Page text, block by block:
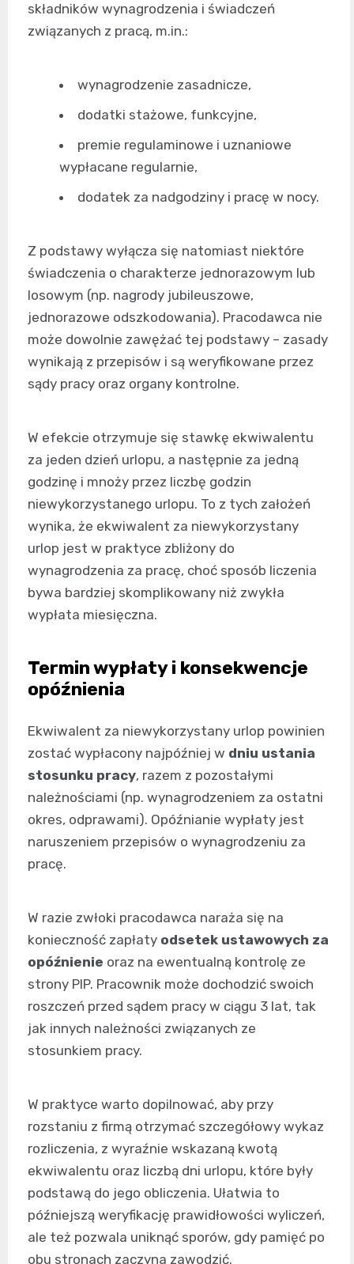
składników wynagrodzenia i świadczeń
związanych z pracą, m.in.:
wynagrodzenie zasadnicze,
dodatki stażowe, funkcyjne,
premie regulaminowe i uznaniowe
wypłacane regularnie,
dodatek za nadgodziny i pracę w nocy.
Z podstawy wyłącza się natomiast niektóre
świadczenia o charakterze jednorazowym lub
losowym (np. nagrody jubileuszowe,
jednorazowe odszkodowania). Pracodawca nie
może dowolnie zawężać tej podstawy – zasady
wynikają z przepisów i są weryfikowane przez
sądy pracy oraz organy kontrolne.
W efekcie otrzymuje się stawkę ekwiwalentu
za jeden dzień urlopu, a następnie za jedną
godzinę i mnoży przez liczbę godzin
niewykorzystanego urlopu. To z tych założeń
wynika, że ekwiwalent za niewykorzystany
urlop jest w praktyce zbliżony do
wynagrodzenia za pracę, choć sposób liczenia
bywa bardziej skomplikowany niż zwykła
wypłata miesięczna.
Termin wypłaty i konsekwencje
opóźnienia
Ekwiwalent za niewykorzystany urlop powinien
zostać wypłacony najpóźniej w dniu ustania
stosunku pracy, razem z pozostałymi
należnościami (np. wynagrodzeniem za ostatni
okres, odprawami). Opóźnianie wypłaty jest
naruszeniem przepisów o wynagrodzeniu za
pracę.
W razie zwłoki pracodawca naraża się na
konieczność zapłaty odsetek ustawowych za
opóźnienie oraz na ewentualną kontrolę ze
strony PIP. Pracownik może dochodzić swoich
roszczeń przed sądem pracy w ciągu 3 lat, tak
jak innych należności związanych ze
stosunkiem pracy.
W praktyce warto dopilnować, aby przy
rozstaniu z firmą otrzymać szczegółowy wykaz
rozliczenia, z wyraźnie wskazaną kwotą
ekwiwalentu oraz liczbą dni urlopu, które były
podstawą do jego obliczenia. Ułatwia to
późniejszą weryfikację prawidłowości wyliczeń,
ale też pozwala uniknąć sporów, gdy pamięć po
obu stronach zaczyna zawodzić.